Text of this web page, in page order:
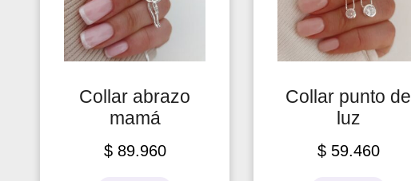
Collar abrazo
mamá
$89.960
Collar punto de
luz
$59.460